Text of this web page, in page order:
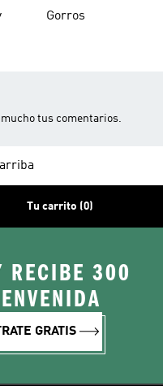
Gorros
tus comentarios.
Tu carrito (0)
RECIBE 300
GRATIS